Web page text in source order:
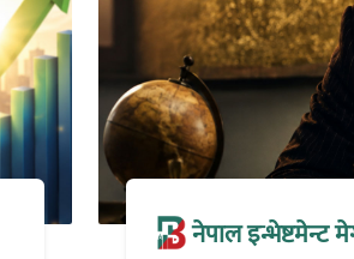
नेपाल इन्भेष्टमेन्ट